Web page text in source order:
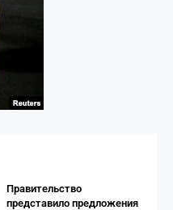
Правительство
представило предложения